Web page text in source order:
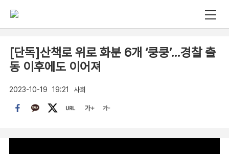
[단독]산책로 위로 화분 6개 ‘쿵쿵’…경찰 출
동 이후에도 이어져
2023-10-19 19:21 사회